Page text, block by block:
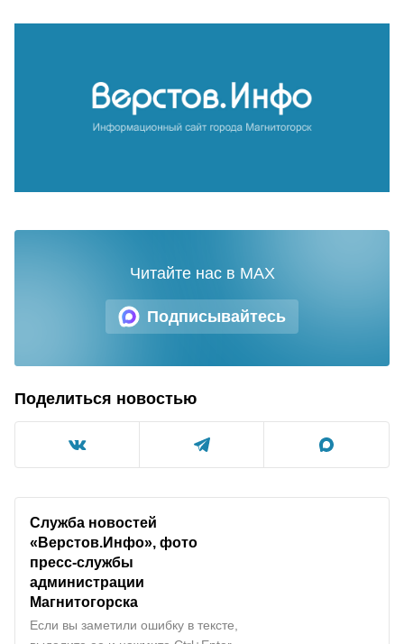
Подписывайтесь
Читайте нас в MAX
Поделиться новостью
Служба новостей
«Верстов.Инфо», фото
пресс-службы
администрации
Магнитогорска
Если вы заметили ошибку в тексте,